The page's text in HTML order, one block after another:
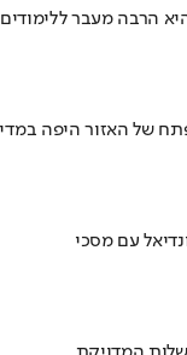
הרבה מעבר ללימודים